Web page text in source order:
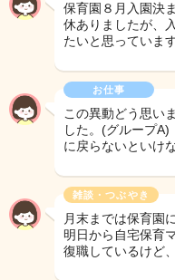
保育園８月入園決
休ありましたが、
たいと思っていま
お仕事
この異動どう思い
した。(グループ
に戻らないといけ
雑談・つぶやき
月末までは保育園
明日から自宅保育
復職しているけど